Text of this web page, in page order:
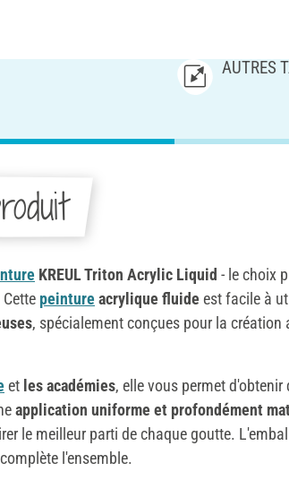
AUTRES
KREUL Triton Acrylic Liquid - le choix
peintureacrylique fluide est facile à
, spécialement conçues pour la création
et les académies, elle vous permet d'obtenir
application uniforme et profondément
le meilleur parti de chaque goutte.
l'ensemble.